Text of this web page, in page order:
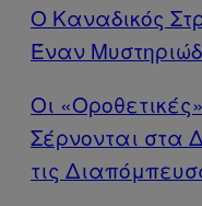
Ο Καναδικός
Έναν
Οι
Σέρνονται στα
τις